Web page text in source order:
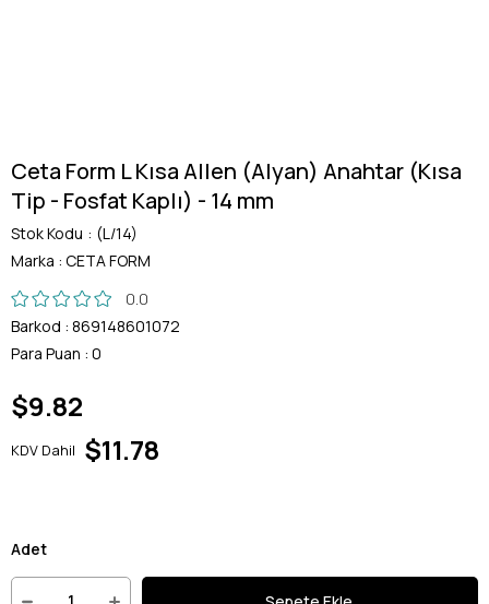
Ceta Form L Kısa Allen (Alyan) Anahtar (Kısa
Tip - Fosfat Kaplı) - 14 mm
Stok Kodu
(L/14)
Marka : CETA FORM
0.0
Barkod : 869148601072
Para Puan : 0
$9.82
KDV Dahil $11.78
Adet